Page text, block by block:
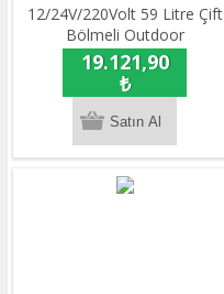
12/24V/220Volt 59 Litre Çift
Bölmeli Outdoor
Kompresörlü Bluetooth
Bağlantılı Oto Buzdolabı
19.121,90
₺